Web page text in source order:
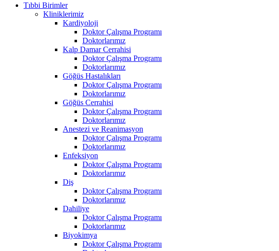
Tıbbi Birimler
Kliniklerimiz
Kardiyoloji
Doktor Çalışma Programı
Doktorlarımız
Kalp Damar Cerrahisi
Doktor Çalışma Programı
Doktorlarımız
Göğüs Hastalıkları
Doktor Çalışma Programı
Doktorlarımız
Göğüs Cerrahisi
Doktor Çalışma Programı
Doktorlarımız
Anestezi ve Reanimasyon
Doktor Çalışma Programı
Doktorlarımız
Enfeksiyon
Doktor Çalışma Programı
Doktorlarımız
Diş
Doktor Çalışma Programı
Doktorlarımız
Dahiliye
Doktor Çalışma Programı
Doktorlarımız
Biyokimya
Doktor Çalışma Programı